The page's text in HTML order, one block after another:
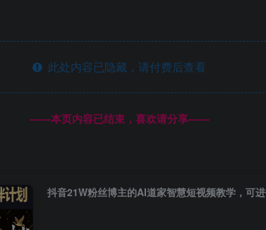
此处内容已隐藏，请付费后查看
------本页内容已结束，喜欢请分享------
抖音21W粉丝博主的AI道家智慧短视频教学，可